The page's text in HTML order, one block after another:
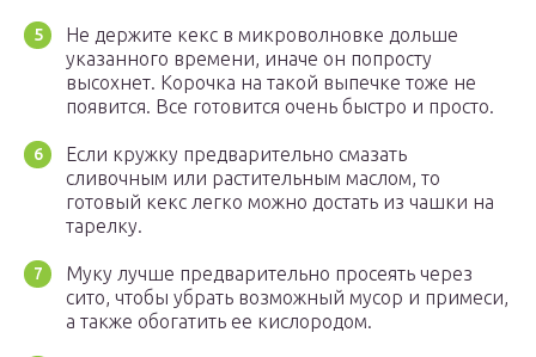
Не держите кекс в микроволновке дольше
указанного времени, иначе он попросту
высохнет. Корочка на такой выпечке тоже не
появится. Все готовится очень быстро и просто.
Если кружку предварительно смазать
сливочным или растительным маслом, то
готовый кекс легко можно достать из чашки на
тарелку.
Муку лучше предварительно просеять через
сито, чтобы убрать возможный мусор и примеси,
а также обогатить ее кислородом.